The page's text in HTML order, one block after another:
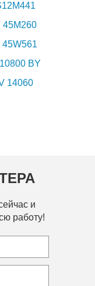
45M260
45W561
BY
14060
и
работу!